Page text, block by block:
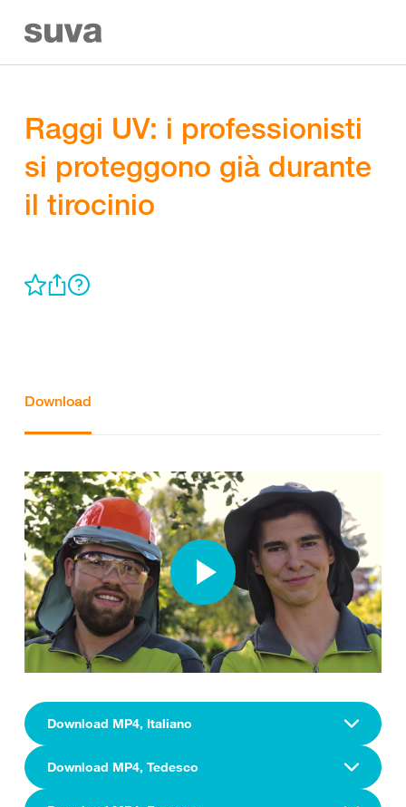
Raggi UV: i professionisti
si proteggono già durante
il tirocinio
Download
Download MP4, Italiano
Download MP4, Tedesco